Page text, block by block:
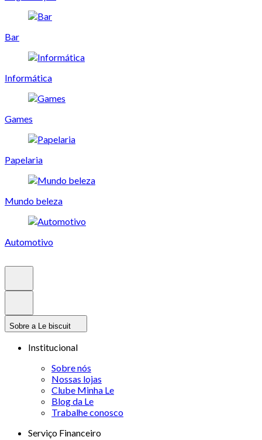
Bar
Informática
Games
Papelaria
Mundo beleza
Automotivo
Sobre a Le biscuit
Institucional
Sobre nós
Nossas lojas
Clube Minha Le
Blog da Le
Trabalhe conosco
Serviço Financeiro